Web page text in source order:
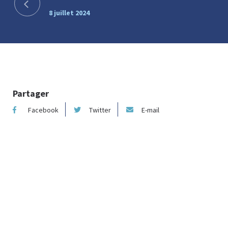
8 juillet 2024
Partager
Facebook Twitter E-mail